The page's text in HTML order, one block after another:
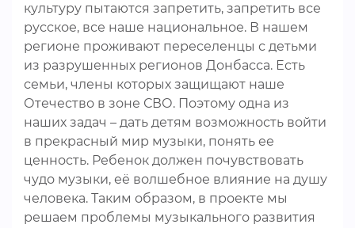
культуру пытаются запретить, запретить все
русское, все наше национальное. В нашем
регионе проживают переселенцы с детьми
из разрушенных регионов Донбасса. Есть
семьи, члены которых защищают наше
Отечество в зоне СВО. Поэтому одна из
наших задач – дать детям возможность войти
в прекрасный мир музыки, понять ее
ценность. Ребенок должен почувствовать
чудо музыки, её волшебное влияние на душу
человека. Таким образом, в проекте мы
решаем проблемы музыкального развития